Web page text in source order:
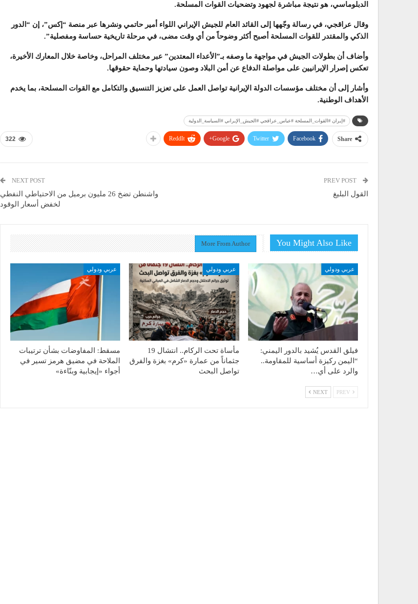
الدبلوماسي، هو نتيجة مباشرة لجهود وتضحيات القوات المسلحة.
وقال عراقجي، في رسالة وجّهها إلى القائد العام للجيش الإيراني اللواء أمير حاتمي ونشرها عبر منصة “إكس”، إن “الدور
الذكي والمقتدر للقوات المسلحة أصبح أكثر وضوحاً من أي وقت مضى، في مرحلة تاريخية حساسة ومفصلية”.
وأضاف أن بطولات الجيش في مواجهة ما وصفه بـ”الأعداء المعتدين” عبر مختلف المراحل، وخاصة خلال المعارك الأخيرة،
تعكس إصرار الإيرانيين على مواصلة الدفاع عن أمن البلاد وصون سيادتها وحماية حقوقها.
وأشار إلى أن مختلف مؤسسات الدولة الإيرانية تواصل العمل على تعزيز التنسيق والتكامل مع القوات المسلحة، بما يخدم
الأهداف الوطنية.
#إيران #القوات_المسلحة #عباس_عراقجي #الجيش_الإيراني #السياسة_الدولية
322 Share
Facebook
Twitter
Google+
ReddIt
القول البليغ
NEXT POST
واشنطن تضخ 26 مليون برميل من الاحتياطي النفطي
لخفض أسعار الوقود
You Might Also Like
More From Author
عربي ودولي
فيلق القدس يُشيد بالدور اليمني:
“اليمن ركيزة أساسية للمقاومة..
والرد على أي…
عربي ودولي
مأساة تحت الركام.. انتشال 19
جثماناً من عمارة «كرم» بغزة والفرق
تواصل البحث
عربي ودولي
مسقط: المفاوضات بشأن ترتيبات
الملاحة في مضيق هرمز تسير في
أجواء «إيجابية وبنّاءة»
NEXT